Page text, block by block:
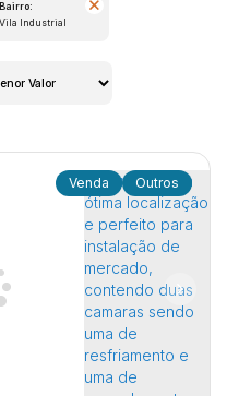
Bairro:
Vila Industrial
Outros